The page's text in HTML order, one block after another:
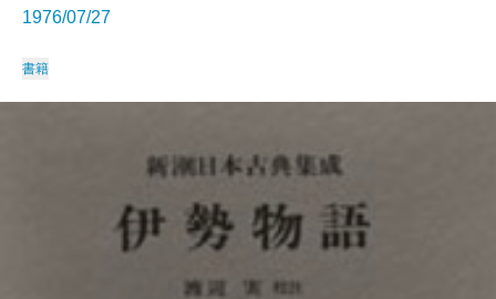
1976/07/27
書籍